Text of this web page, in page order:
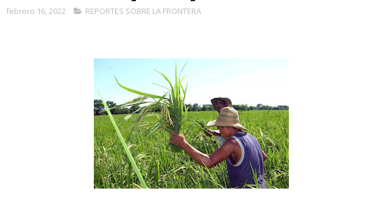
febrero 16, 2022 REPORTES SOBRE LA FRONTERA